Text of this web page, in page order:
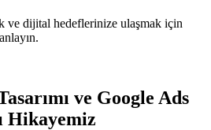
ve dijital hedeflerinize ulaşmak için
ve Google Ads
Hikayemiz